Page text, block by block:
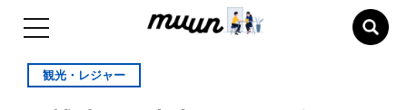
観光・レジャー